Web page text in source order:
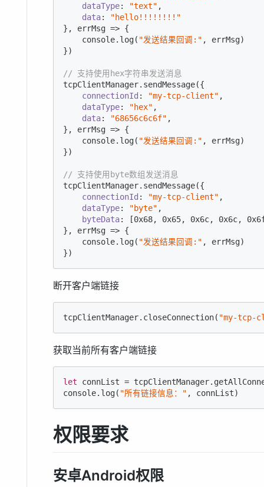
dataType: "text" ,
data:
"hello!!!!!!!!"
}, errMsg => {
console.log( "发送结果回调:" , errMsg)
})
// 支持使用hex字符串发送消息
tcpClientManager.sendMessage({
connectionId : "my-tcp-client" ,
dataType: "hex" ,
data: "68656c6c6f" ,
}, errMsg => {
console.log( "发送结果回调:" , errMsg)
})
// 支持使用byte数组发送消息
tcpClientManager.sendMessage({
connectionId : "my-tcp-client" ,
dataType: "byte" ,
byteData: [0x68, 0x65, 0x6c, 0x6c,
}, errMsg => {
console.log( "发送结果回调:" , errMsg)
})
断开客户端链接
tcpClientManager.closeConnection( "my-tcp-
获取当前所有客户端链接
let
console.log( "所有链接信息：" , connList)
权限要求
安卓Android权限